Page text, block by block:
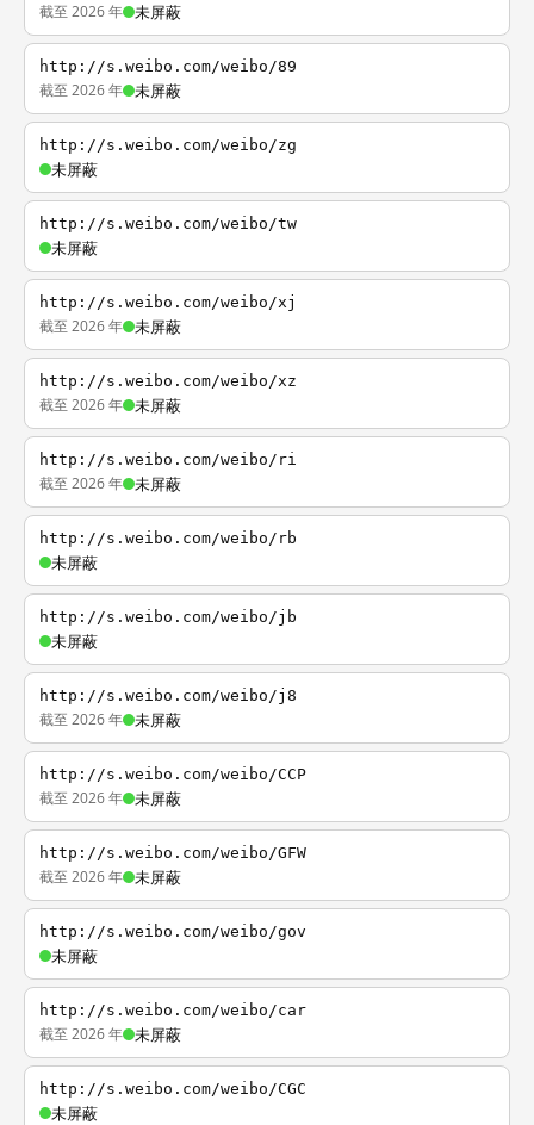
截至 2026 年 未屏蔽
http://s.weibo.com/weibo/89
截至 2026 年 未屏蔽
http://s.weibo.com/weibo/zg
未屏蔽
http://s.weibo.com/weibo/tw
未屏蔽
http://s.weibo.com/weibo/xj
截至 2026 年 未屏蔽
http://s.weibo.com/weibo/xz
截至 2026 年 未屏蔽
http://s.weibo.com/weibo/ri
截至 2026 年 未屏蔽
http://s.weibo.com/weibo/rb
未屏蔽
http://s.weibo.com/weibo/jb
未屏蔽
http://s.weibo.com/weibo/j8
截至 2026 年 未屏蔽
http://s.weibo.com/weibo/CCP
截至 2026 年 未屏蔽
http://s.weibo.com/weibo/GFW
截至 2026 年 未屏蔽
http://s.weibo.com/weibo/gov
未屏蔽
http://s.weibo.com/weibo/car
截至 2026 年 未屏蔽
http://s.weibo.com/weibo/CGC
未屏蔽